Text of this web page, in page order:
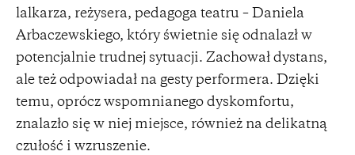
lalkarza, reżysera, pedagoga teatru – Daniela
Arbaczewskiego, który świetnie się odnalazł w
potencjalnie trudnej sytuacji. Zachował dystans,
ale też odpowiadał na gesty performera. Dzięki
temu, oprócz wspomnianego dyskomfortu,
znalazło się w niej miejsce, również na delikatną
czułość i wzruszenie.